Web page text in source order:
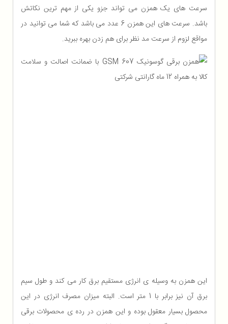
سرعت های یک همزن می تواند جزو یکی از مهم ترین نکاتش
باشد. سرعت های این همزن 6 عدد می باشد که شما می توانید در
مواقع لزوم از سرعت مد نظر برای هم زدن بهره ببرید.
این همزن به وسیله ی انرژی مستقیم برق کار می کند و طول سیم
برق آن نیز برابر با 1 متر است. البته میزان مصرف انرژی در این
محصول بسیار معقول بوده و این همزن در رده ی محصولات برقی